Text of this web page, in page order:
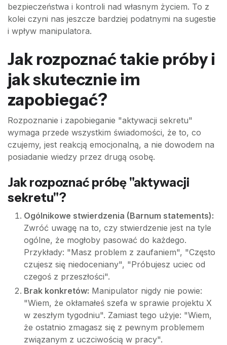
bezpieczeństwa i kontroli nad własnym życiem. To z
kolei czyni nas jeszcze bardziej podatnymi na sugestie
i wpływ manipulatora.
Jak rozpoznać takie próby i
jak skutecznie im
zapobiegać?
Rozpoznanie i zapobieganie "aktywacji sekretu"
wymaga przede wszystkim świadomości, że to, co
czujemy, jest reakcją emocjonalną, a nie dowodem na
posiadanie wiedzy przez drugą osobę.
Jak rozpoznać próbę "aktywacji
sekretu"?
Ogólnikowe stwierdzenia (Barnum statements):
Zwróć uwagę na to, czy stwierdzenie jest na tyle
ogólne, że mogłoby pasować do każdego.
Przykłady: "Masz problem z zaufaniem", "Często
czujesz się niedoceniany", "Próbujesz uciec od
czegoś z przeszłości".
Brak konkretów: Manipulator nigdy nie powie:
"Wiem, że okłamałeś szefa w sprawie projektu X
w zeszłym tygodniu". Zamiast tego użyje: "Wiem,
że ostatnio zmagasz się z pewnym problemem
związanym z uczciwością w pracy".